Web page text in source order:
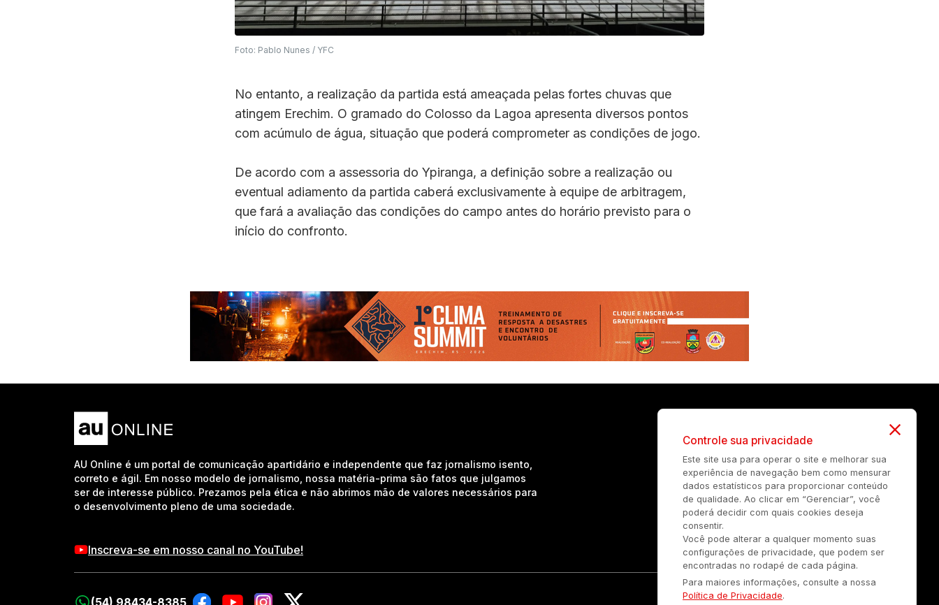
Foto: Pablo Nunes / YFC
No entanto, a realização da partida está ameaçada pelas fortes chuvas que
atingem Erechim. O gramado do Colosso da Lagoa apresenta diversos pontos
com acúmulo de água, situação que poderá comprometer as condições de jogo.
De acordo com a assessoria do Ypiranga, a definição sobre a realização ou
eventual adiamento da partida caberá exclusivamente à equipe de arbitragem,
que fará a avaliação das condições do campo antes do horário previsto para o
início do confronto.
AU Online é um portal de comunicação apartidário e independente que faz jornalismo isento,
correto e ágil. Em nosso modelo de jornalismo, nossa matéria-prima são fatos que julgamos
ser de interesse público. Prezamos pela ética e não abrimos mão de valores necessários para
o desenvolvimento pleno de uma sociedade.
Inscreva-se em nosso canal no YouTube!
(54) 98434-8385
Controle sua privacidade
Este site usa para operar o site e melhorar sua
experiência de navegação bem como mensurar
dados estatísticos para proporcionar conteúdo
de qualidade. Ao clicar em “Gerenciar”, você
poderá decidir com quais cookies deseja
consentir.
Você pode alterar a qualquer momento suas
configurações de privacidade, que podem ser
encontradas no rodapé de cada página.
Para maiores informações, consulte a nossa
Política de Privacidade.